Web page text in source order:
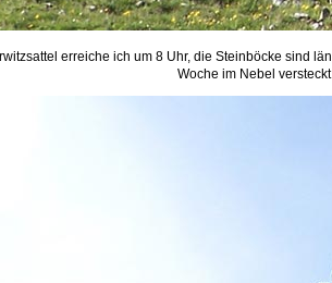
erreiche ich um 8 Uhr, die Steinböcke sind
Woche im Nebel